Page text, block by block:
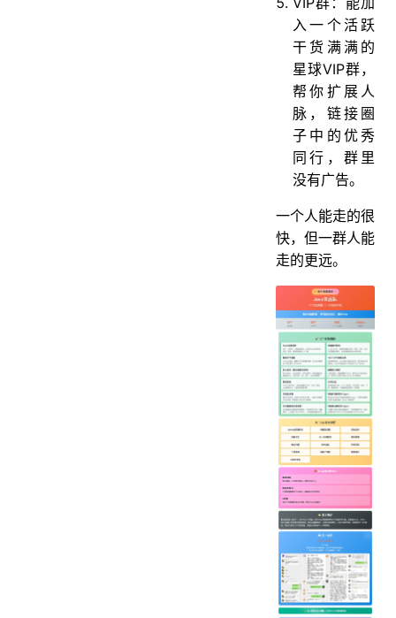
入一个活跃
干货满满的
星球VIP群，
帮你扩展人
脉，链接圈
子中的优秀
同行，群里
没有广告。
一个人能走的很
快，但一群人能
走的更远。